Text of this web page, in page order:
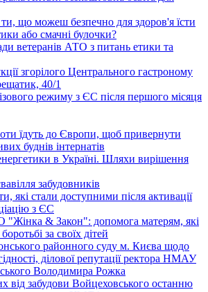
що можеш безпечно для здоров'я їсти
або смачні булочки?
ветеранів АТО з питань етики та
згорілого Центрального гастроному
40/1
режиму з ЄС після першого місяця
їдуть до Європи, щоб привернути
буднів інтернатів
в Україні. Шляхи вирішення
забудовників
які стали доступними після активації
з ЄС
"Жінка & Закон": допомога матерям, які
за своїх дітей
районного суду м. Києва щодо
ділової репутації ректора НМАУ
Володимира Рожка
від забудови Войцеховського останню